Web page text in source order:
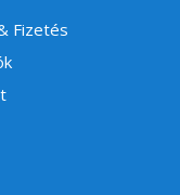
Fizetés